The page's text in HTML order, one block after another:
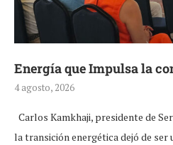
Energía que Impulsa la
4 agosto, 2026
Carlos Kamkhaji, presidente de
la transición energética dejó de ser